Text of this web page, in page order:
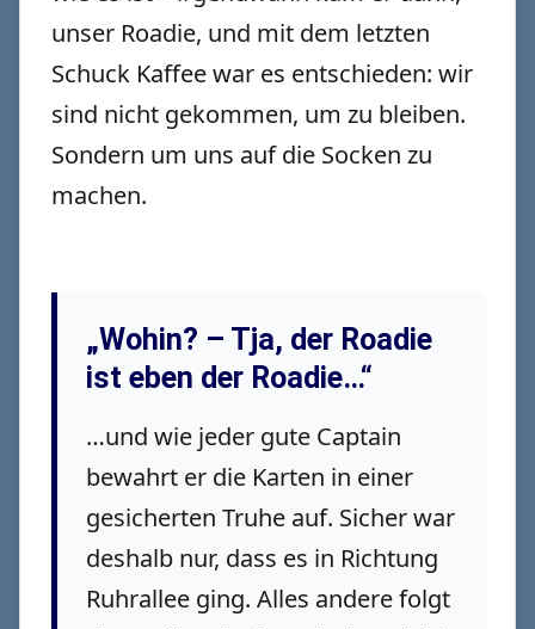
unser Roadie, und mit dem letzten
Schuck Kaffee war es entschieden: wir
sind nicht gekommen, um zu bleiben.
Sondern um uns auf die Socken zu
machen.
„Wohin? – Tja, der Roadie
ist eben der Roadie…“
…und wie jeder gute Captain
bewahrt er die Karten in einer
gesicherten Truhe auf. Sicher war
deshalb nur, dass es in Richtung
Ruhrallee ging. Alles andere folgt